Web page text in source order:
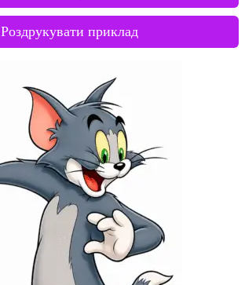
Роздрукувати приклад